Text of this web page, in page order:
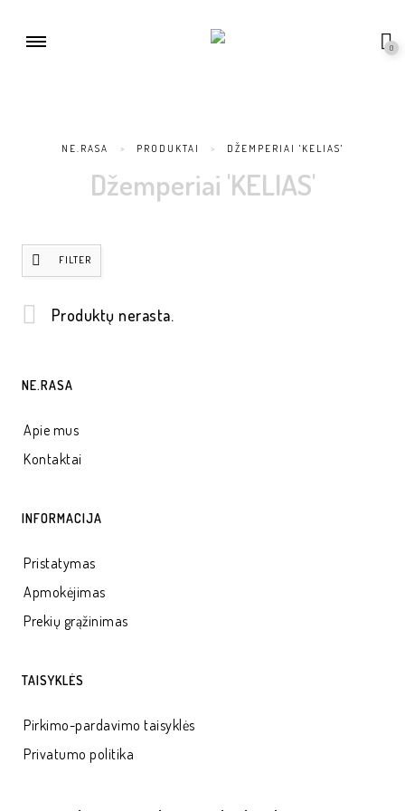
0
NE.RASA > PRODUKTAI > DŽEMPERIAI 'KELIAS'
Džemperiai 'KELIAS'
FILTER
Produktų nerasta.
NE.RASA
Apie mus
Kontaktai
INFORMACIJA
Pristatymas
Apmokėjimas
Prekių grąžinimas
TAISYKLĖS
Pirkimo-pardavimo taisyklės
Privatumo politika